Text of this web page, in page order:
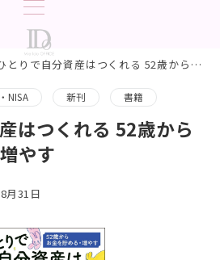
とりで自分資産はつくれる 52歳からお金を貯める・増やす
NISA 新刊 書籍
はつくれる 52歳から
やす
月31日